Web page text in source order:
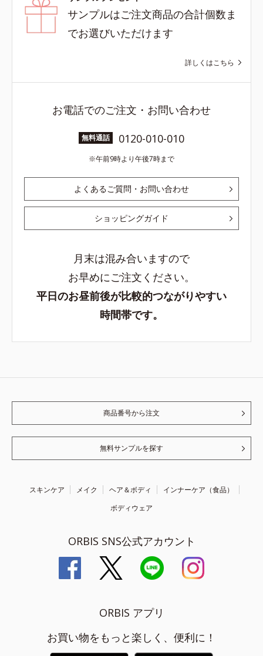
サンプルはご注文商品の合計個数ま
でお選びいただけます
詳しくはこちら
お電話でのご注文・お問い合わせ
無料通話 0120-010-010
午前9時より午後7時まで
よくあるご質問・お問い合わせ
ショッピングガイド
月末は混み合いますので
お早めにご注文ください。
平日のお昼前後が比較的つながりやすい
時間帯です。
商品番号から注文
無料サンプルを探す
スキンケア メイク ヘア＆ボディ
インナーケア（食品）
ボディウェア
ORBIS SNS公式アカウント
ORBIS アプリ
お買い物をもっと楽しく、便利に！